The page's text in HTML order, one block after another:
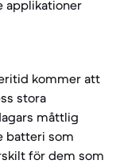
applikationer
kommer att
stora
måttlig
batteri som
för dem som